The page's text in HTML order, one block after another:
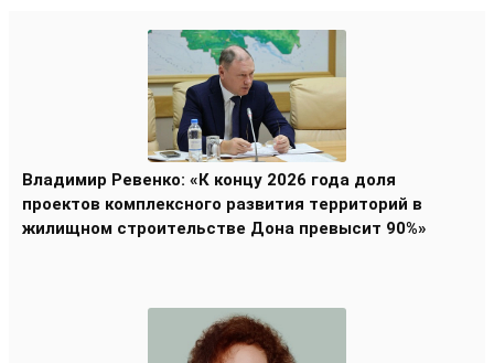
Владимир Ревенко: «К концу 2026 года доля
проектов комплексного развития территорий в
жилищном строительстве Дона превысит 90%»